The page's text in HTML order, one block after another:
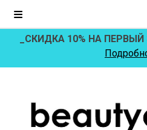
_СКИДКА 10% НА